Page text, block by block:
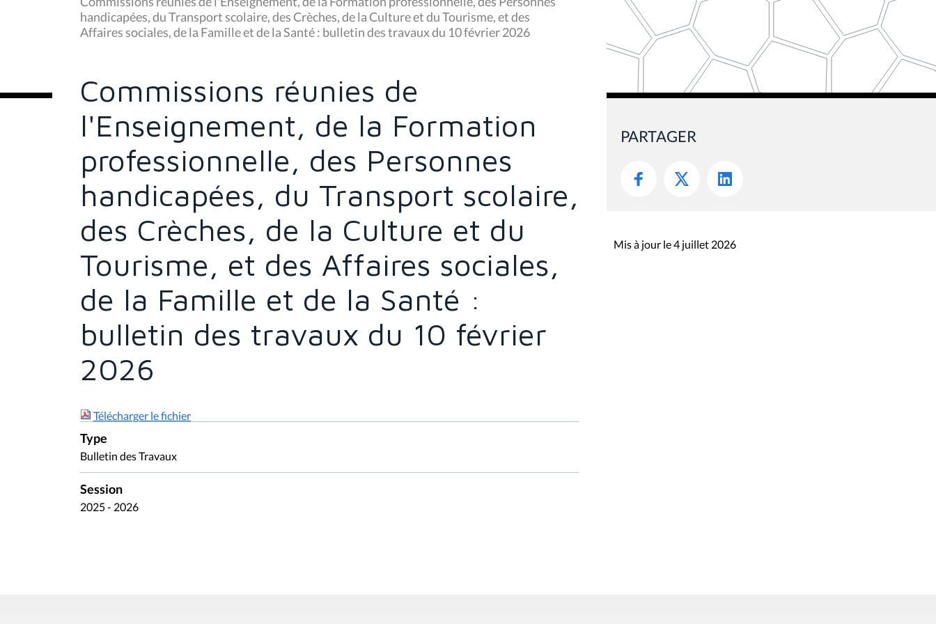
s
ê
t
i
handicapées, du Transport scolaire, des Crèches, de la Culture et du Tourisme, et des
Affaires sociales, de la Famille et de la Santé : bulletin des travaux du 10 février 2026
Commissions réunies de
l'Enseignement, de la Formation
professionnelle, des Personnes
handicapées, du Transport scolaire,
des Crèches, de la Culture et du
Tourisme, et des Affaires sociales,
de la Famille et de la Santé :
bulletin des travaux du 10 février
2026
Télécharger le fichier
Type
Bulletin des Travaux
Session
2025 - 2026
PARTAGER
Mis à jour le 4 juillet 2026